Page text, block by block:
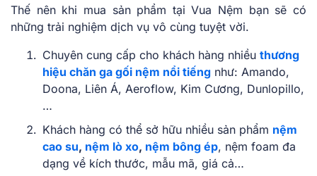
Thế nên khi mua sản phẩm tại Vua Nệm bạn sẽ có
những trải nghiệm dịch vụ vô cùng tuyệt vời.
Chuyên cung cấp cho khách hàng nhiều thương
hiệu chăn ga gối nệm nổi tiếng như: Amando,
Doona, Liên Á, Aeroflow, Kim Cương, Dunlopillo,
…
Khách hàng có thể sở hữu nhiều sản phẩm nệm
cao su, nệm lò xo, nệm bông ép, nệm foam đa
dạng về kích thước, mẫu mã, giá cả…